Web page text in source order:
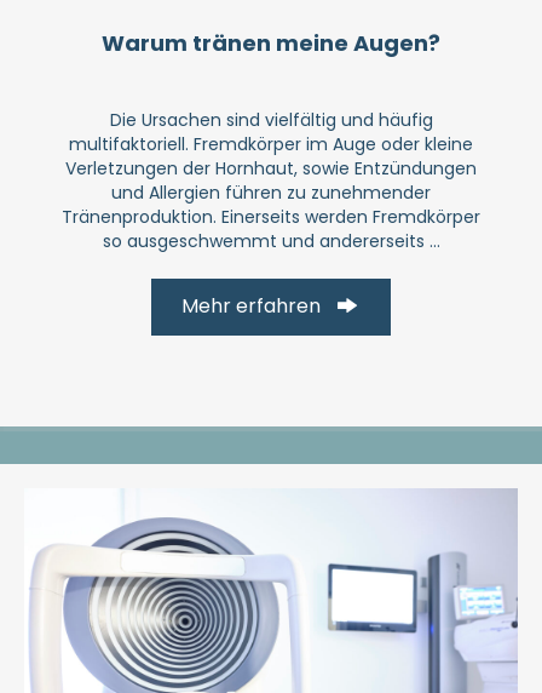
Warum tränen meine Augen?
Die Ursachen sind vielfältig und häufig
multifaktoriell. Fremdkörper im Auge oder kleine
Verletzungen der Hornhaut, sowie Entzündungen
und Allergien führen zu zunehmender
Tränenproduktion. Einerseits werden Fremdkörper
so ausgeschwemmt und andererseits ...
Mehr erfahren